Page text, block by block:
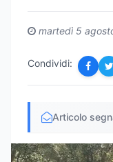
martedì 5
Condividi:
Articolo